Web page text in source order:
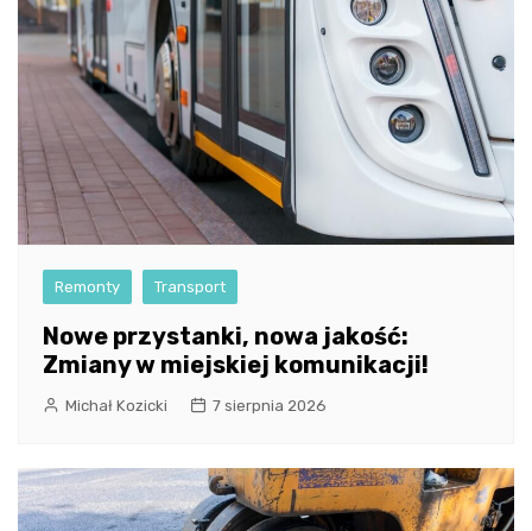
Remonty Transport
Nowe przystanki, nowa jakość:
Zmiany w miejskiej komunikacji!
Michał Kozicki 7 sierpnia 2026